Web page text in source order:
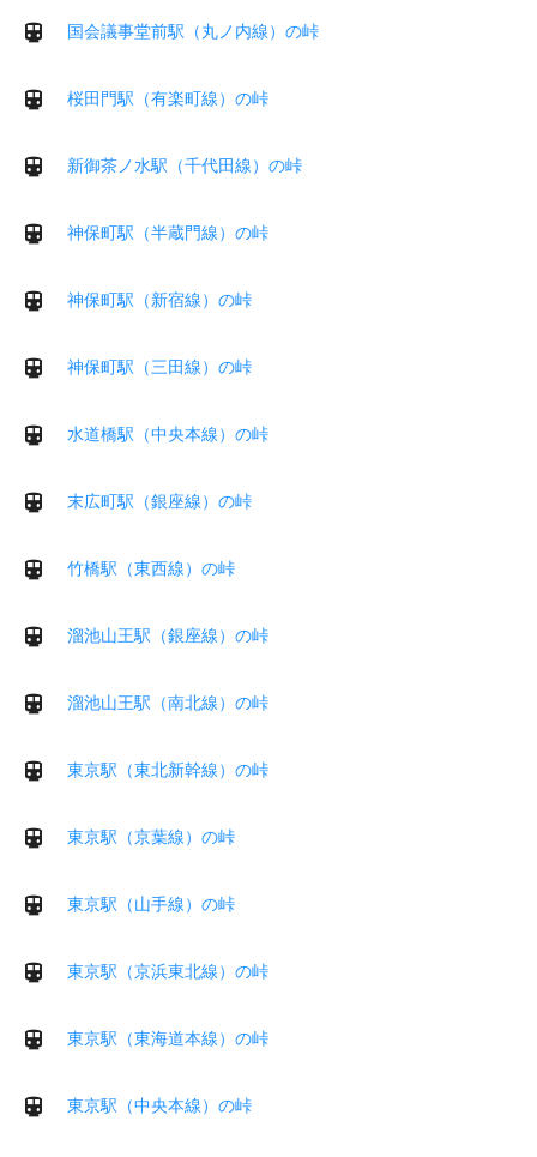
国会議事堂前駅（丸ノ内線）の峠
桜田門駅（有楽町線）の峠
新御茶ノ水駅（千代田線）の峠
神保町駅（半蔵門線）の峠
神保町駅（新宿線）の峠
神保町駅（三田線）の峠
水道橋駅（中央本線）の峠
末広町駅（銀座線）の峠
竹橋駅（東西線）の峠
溜池山王駅（銀座線）の峠
溜池山王駅（南北線）の峠
東京駅（東北新幹線）の峠
東京駅（京葉線）の峠
東京駅（山手線）の峠
東京駅（京浜東北線）の峠
東京駅（東海道本線）の峠
東京駅（中央本線）の峠